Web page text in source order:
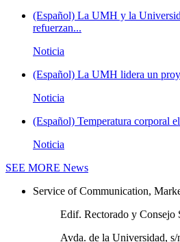
(Español) La UMH y la
refuerzan...
Noticia
(Español) La UMH lidera un
Noticia
(Español) Temperatura corporal
Noticia
SEE MORE News
Service of Communication,
Edif. Rectorado y Consejo
Avda. de la Universidad, s/